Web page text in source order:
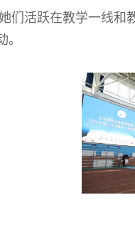
们活跃在教学一线和